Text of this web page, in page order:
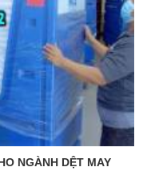
NGÀNH DỆT MAY